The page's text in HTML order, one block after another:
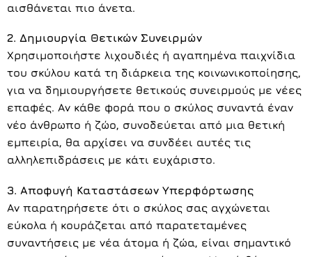
αισθάνεται πιο άνετα.
2. Δημιουργία Θετικών Συνειρμών
Χρησιμοποιήστε λιχουδιές ή αγαπημένα παιχνίδια
του σκύλου κατά τη διάρκεια της κοινωνικοποίησης,
για να δημιουργήσετε θετικούς συνειρμούς με νέες
επαφές. Αν κάθε φορά που ο σκύλος συναντά έναν
νέο άνθρωπο ή ζώο, συνοδεύεται από μια θετική
εμπειρία, θα αρχίσει να συνδέει αυτές τις
αλληλεπιδράσεις με κάτι ευχάριστο.
3. Αποφυγή Καταστάσεων Υπερφόρτωσης
Αν παρατηρήσετε ότι ο σκύλος σας αγχώνεται
εύκολα ή κουράζεται από παρατεταμένες
συναντήσεις με νέα άτομα ή ζώα, είναι σημαντικό